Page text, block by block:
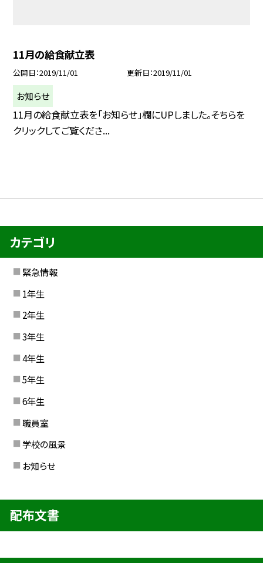
11月の給食献立表
公開日 2019/11/01 更新日 2019/11/01
お知らせ
11月の給食献立表を「お知らせ」欄にUPしました。そちらを
クリックしてご覧くださ...
カテゴリ
緊急情報
1年生
2年生
3年生
4年生
5年生
6年生
職員室
学校の風景
お知らせ
配布文書